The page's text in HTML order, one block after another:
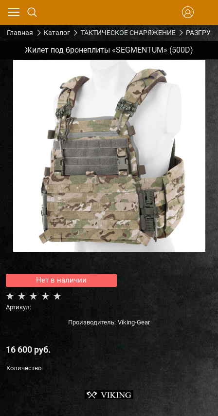
Главная Каталог ТАКТИЧЕСКОЕ СНАРЯЖЕНИЕ
Жилет под бронеплиты «SEGMENTUM» (500D)
Нет в наличии
Артикул:
Производитель: Viking-Gear
16 600 руб.
Количество: